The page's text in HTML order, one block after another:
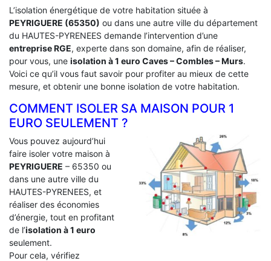
L’isolation énergétique de votre habitation située à
PEYRIGUERE (65350) ou dans une autre ville du département
du HAUTES-PYRENEES demande l’intervention d’une
entreprise RGE, experte dans son domaine, afin de réaliser,
pour vous, une isolation à 1 euro Caves – Combles – Murs.
Voici ce qu’il vous faut savoir pour profiter au mieux de cette
mesure, et obtenir une bonne isolation de votre habitation.
COMMENT ISOLER SA MAISON POUR 1
EURO SEULEMENT ?
Vous pouvez aujourd’hui
faire isoler votre maison à
PEYRIGUERE – 65350 ou
dans une autre ville du
HAUTES-PYRENEES, et
réaliser des économies
d’énergie, tout en profitant
de l’isolation à 1 euro
seulement.
Pour cela, vérifiez